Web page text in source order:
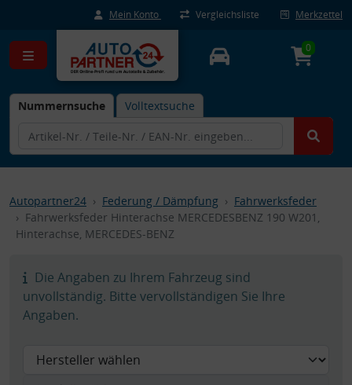
Mein Konto Vergleichsliste Merkzettel
Nummernsuche Volltextsuche
0
Autopartner24 Federung / Dämpfung
Fahrwerksfeder
Fahrwerksfeder Hinterachse MERCEDESBENZ 190 W201,
Hinterachse, MERCEDES-BENZ
Die Angaben zu Ihrem Fahrzeug sind
unvollständig. Bitte vervollständigen Sie Ihre
Angaben.